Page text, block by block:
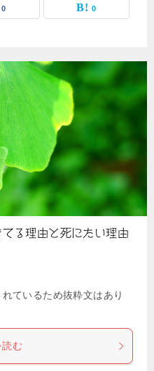
0 0
る理由と死にたい理由
ているため抜粋文はあり
む